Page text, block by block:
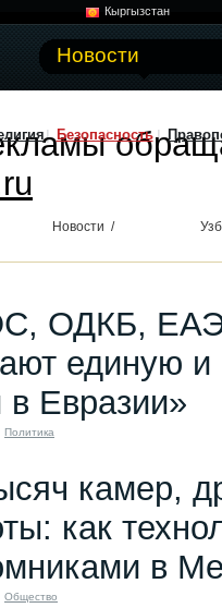
Кыргызстан
Новости
Безопасность
Новости /
ОДКБ,
единую
в Евразии»
Политика
камер,
как
в
Общество